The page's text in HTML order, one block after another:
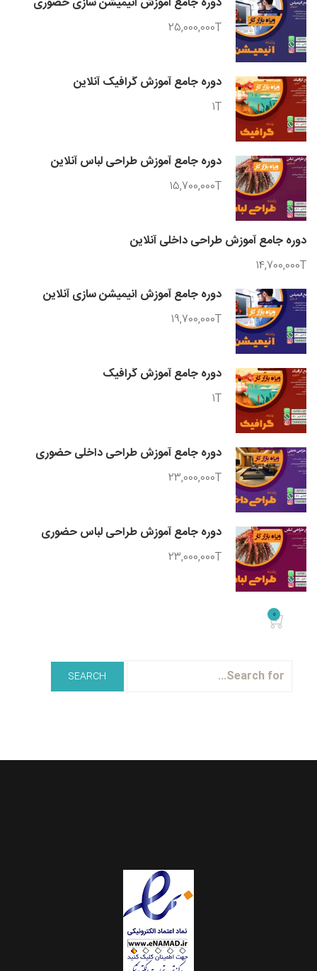
25,000,000T
دوره جامع آموزش گرافیک آنلاین
1T
دوره جامع آموزش طراحی لباس آنلاین
15,700,000T
دوره جامع آموزش طراحی داخلی آنلاین
14,700,000T
دوره جامع آموزش انیمیشن سازی آنلاین
19,700,000T
دوره جامع آموزش گرافیک
1T
دوره جامع آموزش طراحی داخلی حضوری
23,000,000T
دوره جامع آموزش طراحی لباس حضوری
23,000,000T
0